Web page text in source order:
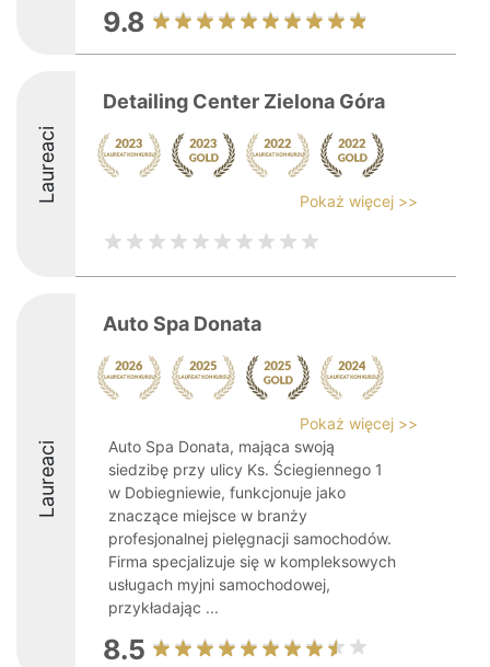
9.8
Laureaci
Detailing Center Zielona Góra
Pokaż więcej >>
Laureaci
Auto Spa Donata
Pokaż więcej >>
Auto Spa Donata, mająca swoją
siedzibę przy ulicy Ks. Ściegiennego 1
w Dobiegniewie, funkcjonuje jako
znaczące miejsce w branży
profesjonalnej pielęgnacji samochodów.
Firma specjalizuje się w kompleksowych
usługach myjni samochodowej,
przykładając ...
8.5